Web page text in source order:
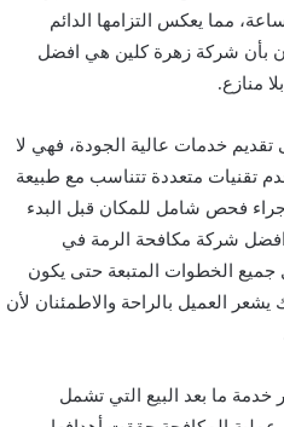
مما يعكس التزامها الدائم
بأن شركة زهرة كلين هي افضل
منازع.
خدمات عالية الجودة، فهي لا
تقنيات متعددة تتناسب مع طبيعة
فحص شامل للمكان قبل البدء
افضل شركة مكافحة الرمة في
جميع الخطوات المتبعة حتى يكون
يشعر العميل بالراحة والاطمئنان لأن
خدمة ما بعد البيع التي تشمل